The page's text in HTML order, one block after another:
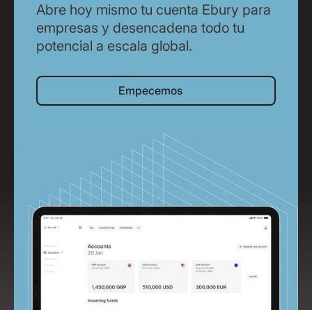
Abre hoy mismo tu cuenta Ebury para
empresas y desencadena todo tu
potencial a escala global.
Empecemos
Empecemos